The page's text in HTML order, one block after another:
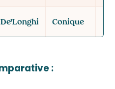
De’Longhi Conique 13
: